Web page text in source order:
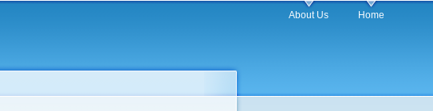
About Us Home